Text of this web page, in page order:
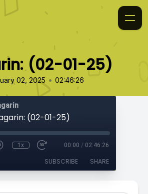
(02-01-25)
02, 2025 • 02:46:26
(02-01-25)
1x 00:00 / 02:46:26
SUBSCRIBE SHARE